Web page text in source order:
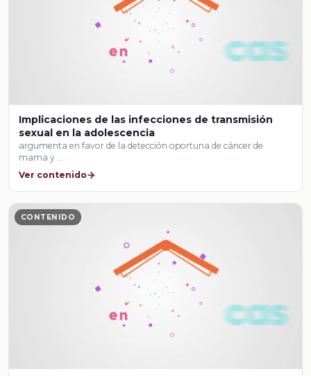
Implicaciones de las infecciones de transmisión
sexual en la adolescencia
argumenta en favor de la detección oportuna de cáncer de
mama y …
Ver contenido
CONTENIDO